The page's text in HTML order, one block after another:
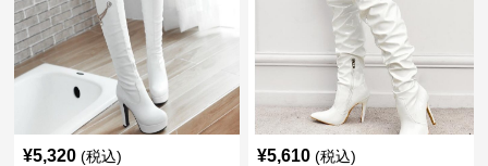
¥5,320 (税込) ¥5,610 (税込)